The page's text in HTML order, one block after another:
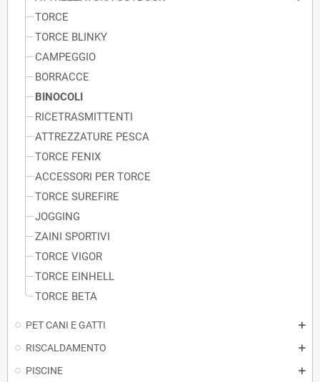
TORCE
TORCE BLINKY
CAMPEGGIO
BORRACCE
BINOCOLI
RICETRASMITTENTI
ATTREZZATURE PESCA
TORCE FENIX
ACCESSORI PER TORCE
TORCE SUREFIRE
JOGGING
ZAINI SPORTIVI
TORCE VIGOR
TORCE EINHELL
TORCE BETA
PET CANI E GATTI
RISCALDAMENTO
PISCINE